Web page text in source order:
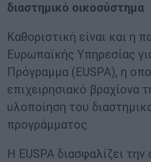
διαστημικό οικοσύστημα
Καθοριστική είναι και η
Ευρωπαϊκής Υπηρεσίας
Πρόγραμμα (EUSPA), η
επιχειρησιακό βραχίονα
υλοποίηση του
προγράμματος.
Η EUSPA διασφαλίζει